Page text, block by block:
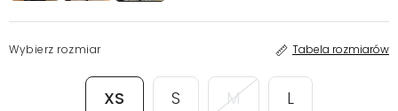
Wybierz rozmiar Tabela rozmiarów
XS S M L